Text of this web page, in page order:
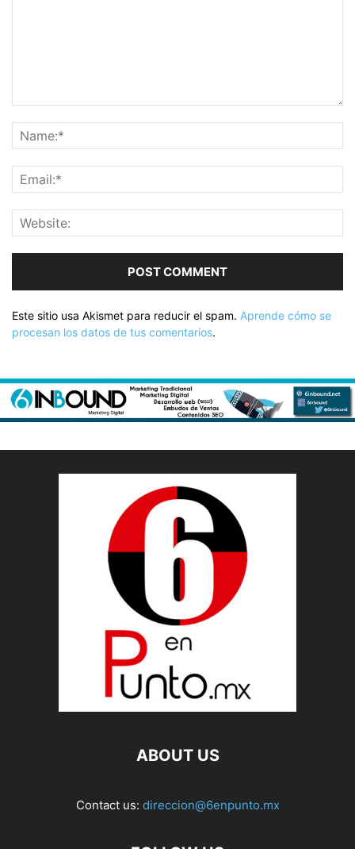
Este sitio usa Akismet para reducir el spam. Aprende cómo se
procesan los datos de tus comentarios.
ABOUT US
Contact us: direccion@6enpunto.mx